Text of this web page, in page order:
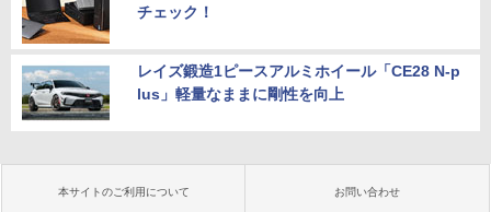
チェック！
レイズ鍛造1ピースアルミホイール「CE28 N-p
lus」軽量なままに剛性を向上
本サイトのご利用について お問い合わせ